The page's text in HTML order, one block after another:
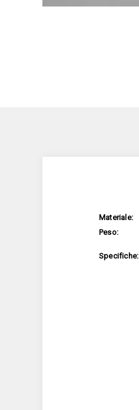
Materiale:
Peso:
Specifiche: